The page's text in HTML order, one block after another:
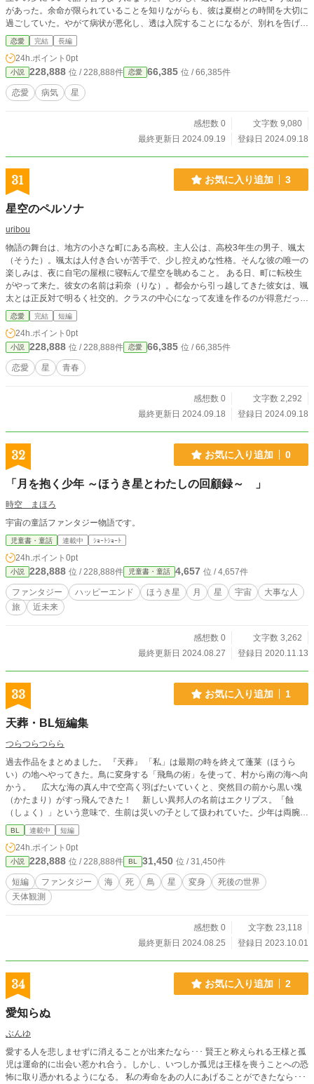
があった。余命が限られていることを知りながらも、彼は夏樹との時間を大切に
過ごしていた。やがて病状が悪化し、透は入院することになるが、別れを告げず
に去ってしまう。後日、夏樹は透からの手紙を受け取る。そこには、彼女への感
謝と、星空の下でまた会おうという約束が綴られてあった。夏樹は透の夢を胸に
抱きながら、自分の夢に向かって進んでいく決意を固める。
恋愛 完結 長編
24h.ポイント 0pt
小説 228,888 位 / 228,888件 恋愛 66,385 位 / 66,385件
恋愛 病気 星
感想数 0
文字数 9,080
最終更新日 2024.09.19
登録日 2024.09.18
31 お気に入り追加 3
星空のペルソナ
uribou
物語の舞台は、地方の小さな町にある高校。主人公は、高校3年生の男子、颯太
（そうた）。颯太は人付き合いが苦手で、少し控えめな性格。そんな彼の唯一の
楽しみは、夜に自宅の屋根に寝転んで星空を眺めること。 ある日、町に転校生
がやって来た。彼女の名前は莉奈（りな）。都会から引っ越してきた彼女は、颯
太とは正反対で明るく社交的。クラスの中心になって友達を作るのが得意だっ
た。そんな莉奈は、偶然颯太が星について詳しいことを知り、興味を持つ。
「私、夜空の星を写真に撮るのが好きなの。でも、星の名前とか全然知らなく
て…よかったら教えてくれない？」と、颯太に話しかける。最初、戸惑った颯太
だったが、彼女の純粋な好奇心に押されて一緒に星を見ることに。夜の屋上で、
二人は星座を探しながら様々な話をするようになる。莉奈は、自分が都会で何か
と期待に応えなければいけないプレッシャーから逃れるために引っ越してきたこ
す。二人は互いの悩みや夢を共有し、お互いの存在がだんだんと大切なものにな
っていく。やがて、颯太は莉奈と一緒にいることで自身を少しずつ表現する勇気
く。颯太はある夜の星空の下で、莉奈に「君のことが好きだ」と静かに告白す
る。莉奈もまた、「私も、颯太と一緒にいるときが一番幸せ」と応える。
恋愛 完結 短編
24h.ポイント 0pt
小説 228,888 位 / 228,888件 恋愛 66,385 位 / 66,385件
恋愛 星 青春
感想数 0
文字数 2,292
最終更新日 2024.09.18
登録日 2024.09.18
32 お気に入り追加 0
「月を抱く少年 ～ほうき星とわたしの回顧録～ 」
時空 まほろ
宇宙の童話ファンタジー物語です。
児童書・童話 連載中 ｼｮｰﾄｼｮｰﾄ
24h.ポイント 0pt
小説 228,888 位 / 228,888件 児童書・童話 4,657 位 / 4,657件
ファンタジー ハッピーエンド ほうき星 月 星 宇宙
大事な人
旅
近未来
感想数 0
文字数 3,262
最終更新日 2024.08.27
登録日 2020.11.13
33 お気に入り追加 1
天葬・BL短編集
つらつらつらら
過去作品をまとめました。 『天葬』 「私」は最期の時を終えて蓬莱（ほうら
い）の地へやってきた。鳥に変身する「飛鳥の術」を使って、村から南の海へ向
かう。 広大な海の真ん中で空高く羽ばたいていくと、突然目の前から黒い塊
（かたまり）がすっ飛んできた！ 新しい異邦人の名前はエクリプス。「蝕
（しょく）」という意味で、生前は災いの子として扱われていた。少年は両腕に
烏（からす）の翼を持っている。彼はいつもその姿のまま、決して術を解こうと
はしなかった……。 エブリスタ他でも掲載中
BL 連載中 短編
24h.ポイント 0pt
小説 228,888 位 / 228,888件 BL 31,450 位 / 31,450件
短編 ファンタジー 海 死 鳥 星 変身
死後の世界
天体観測
感想数 0
文字数 23,118
最終更新日 2024.08.25
登録日 2023.10.01
34 お気に入り追加 2
愛知らぬ
ぶんゆ
愛する人を悲しませずに消えることが出来たなら･･･ 賢王と称えられる王様と孤
児は運命的に出会い惹かれ合う。しかし、いつしか孤児は王様を喪うことへの恐
怖に取り憑かれるようになる。 私の寿命をあの人にあげることができたなら･･･